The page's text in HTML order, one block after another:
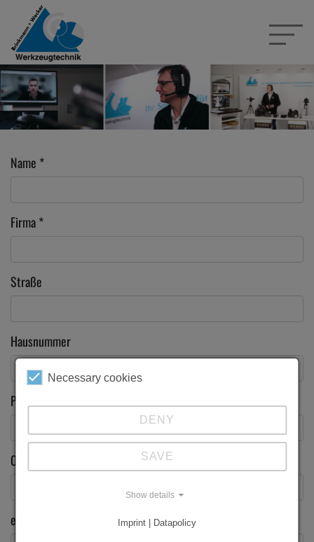
Name *
Firma*
Straße
Hausnummer
PLZ
Ort
e-Mail
Necessary cookies
DENY
SAVE
Show details
Imprint | Datapolicy